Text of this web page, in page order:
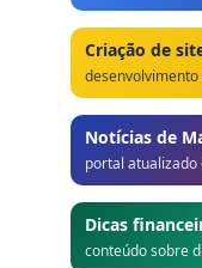
Criação de
Notícias de
portal
Dicas
conteúdo sobre